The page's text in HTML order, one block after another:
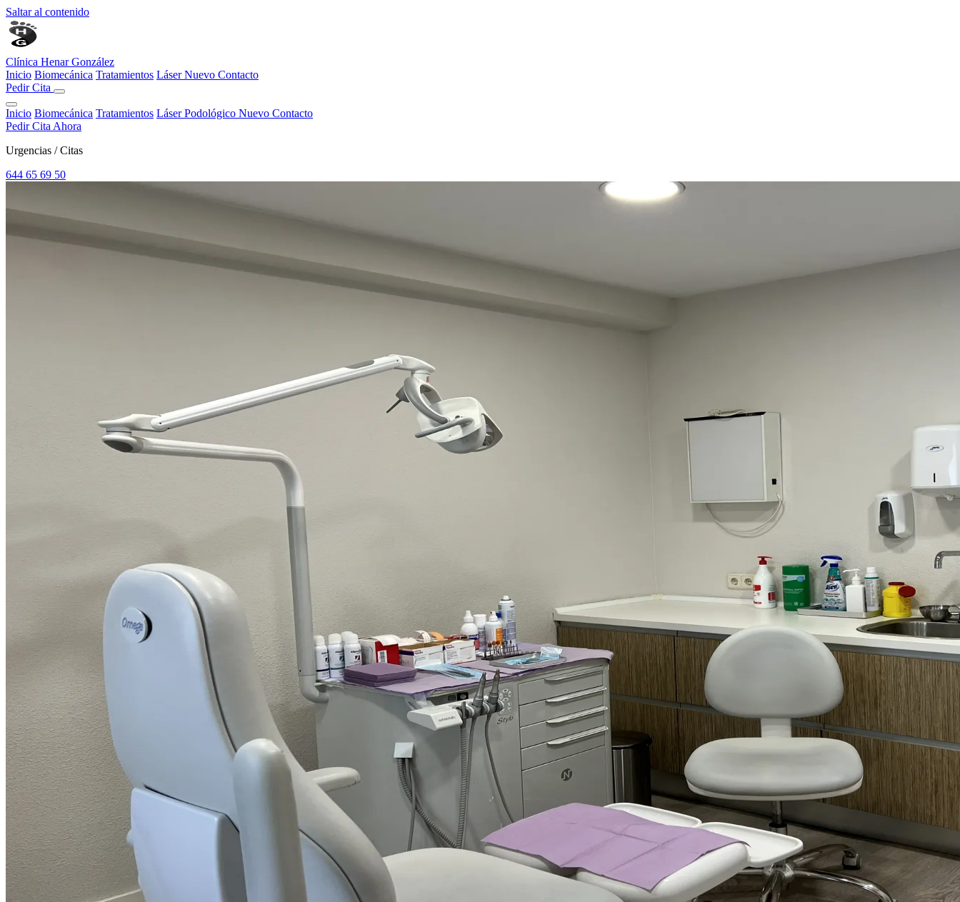
Saltar al contenido
Clínica Henar González
Inicio Biomecánica Tratamientos LáserNuevo Contacto
Pedir Cita
Inicio Biomecánica Tratamientos Láser Podológico Nuevo Contacto
Pedir Cita Ahora
Urgencias / Citas
644 65 69 50